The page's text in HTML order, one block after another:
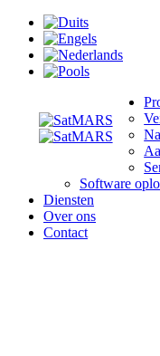
Software
Diensten
Over ons
Contact